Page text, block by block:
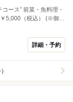
詳細・予約